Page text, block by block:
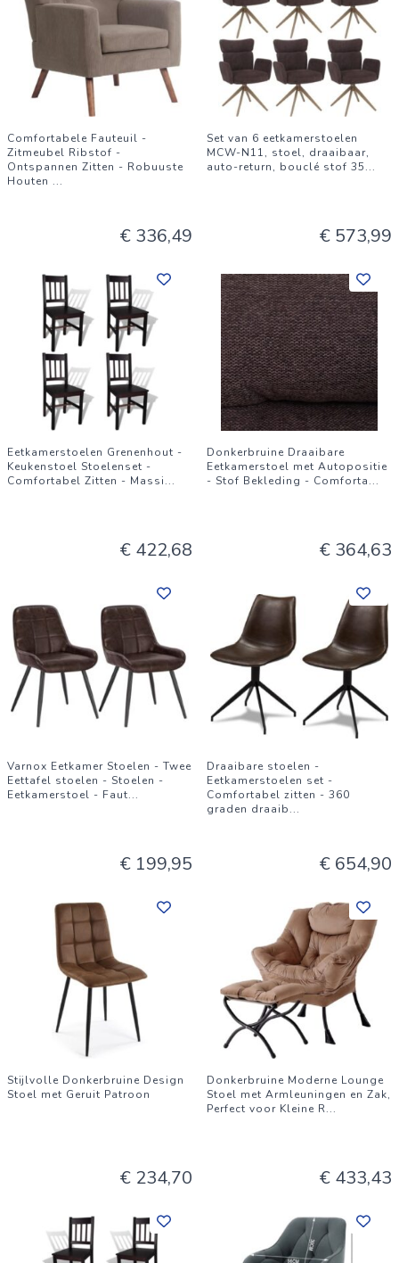
Comfortabele Fauteuil -
Zitmeubel Ribstof -
Ontspannen Zitten - Robuuste
Houten ...
€ 336,49
Set van 6 eetkamerstoelen
MCW-N11, stoel, draaibaar,
auto-return, bouclé stof 35...
€ 573,99
Eetkamerstoelen Grenenhout -
Keukenstoel Stoelenset -
Comfortabel Zitten - Massi...
€ 422,68
Donkerbruine Draaibare
Eetkamerstoel met Autopositie
- Stof Bekleding - Comforta...
€ 364,63
Varnox Eetkamer Stoelen - Twee
Eettafel stoelen - Stoelen -
Eetkamerstoel - Faut...
€ 199,95
Draaibare stoelen -
Eetkamerstoelen set -
Comfortabel zitten - 360
graden draaib...
€ 654,90
Stijlvolle Donkerbruine Design
Stoel met Geruit Patroon
€ 234,70
Donkerbruine Moderne Lounge
Stoel met Armleuningen en Zak,
Perfect voor Kleine R...
€ 433,43